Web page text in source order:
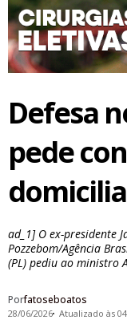
Defesa
pede
ad_1] O ex-presidente
Pozzebom/Agência
(PL) pediu ao ministro
Porfatoseboatos
28/06/2026 Atualizado às